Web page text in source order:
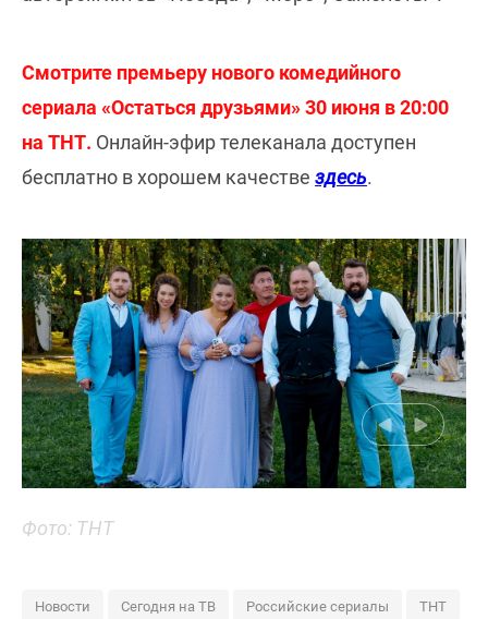
Смотрите премьеру нового комедийного
сериала «Остаться друзьями» 30 июня в 20:00
на ТНТ. Онлайн-эфир телеканала доступен
бесплатно в хорошем качестве здесь.
Фото: ТНТ
Новости Сегодня на ТВ Российские сериалы ТНТ